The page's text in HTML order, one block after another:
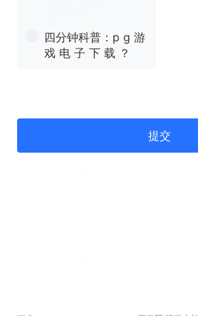
四分钟科普：p g 游
戏 电 子 下 载 ？
提交